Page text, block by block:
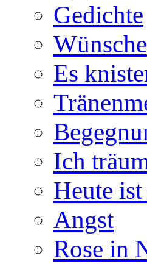
Gedichte
Wünsche
Es
Ich
Heute
Angst
Rose in